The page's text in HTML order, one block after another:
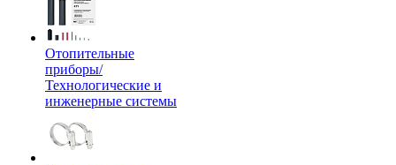
Отопительные
приборы/
Технологические и
инженерные системы